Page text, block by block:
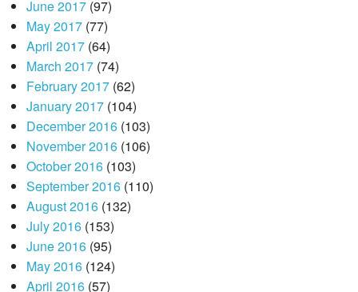
June 2017(97)
May 2017(77)
April 2017(64)
March 2017(74)
February 2017(62)
January 2017(104)
December 2016(103)
November 2016(106)
October 2016(103)
September 2016(110)
August 2016(132)
July 2016(153)
June 2016(95)
May 2016(124)
April 2016(57)